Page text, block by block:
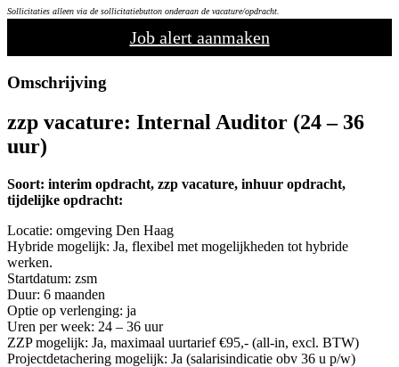
Sollicitaties alleen via de sollicitatiebutton onderaan de vacature/opdracht.
Job alert aanmaken
Omschrijving
zzp vacature: Internal Auditor (24 – 36
uur)
Soort: interim opdracht, zzp vacature, inhuur opdracht,
tijdelijke opdracht:
Locatie: omgeving Den Haag
Hybride mogelijk: Ja, flexibel met mogelijkheden tot hybride
werken.
Startdatum: zsm
Duur: 6 maanden
Optie op verlenging: ja
Uren per week: 24 – 36 uur
ZZP mogelijk: Ja, maximaal uurtarief €95,- (all-in, excl. BTW)
Projectdetachering mogelijk: Ja (salarisindicatie obv 36 u p/w)